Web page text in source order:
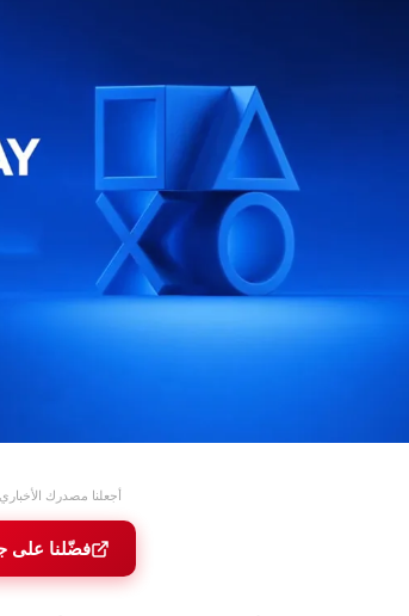
أجعلنا مصدرك
فضّلنا على